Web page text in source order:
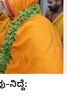
ನಿದ್ದೆ: